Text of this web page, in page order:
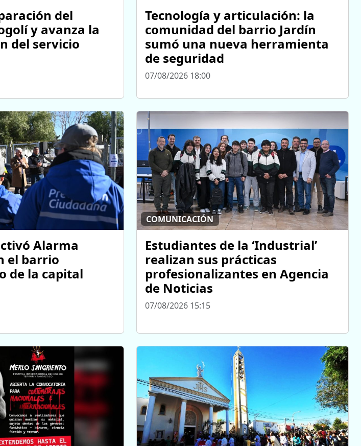
del
y avanza la
del servicio
Tecnología y articulación: la
comunidad del barrio Jardín
sumó una nueva herramienta
de seguridad
07/08/2026 18:00
Alarma
el barrio
de la capital
COMUNICACIÓN
Estudiantes de la ‘Industrial’
realizan sus prácticas
profesionalizantes en Agencia
de Noticias
07/08/2026 15:15